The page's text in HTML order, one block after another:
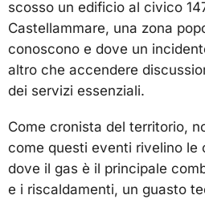
scosso un edificio al civico
Castellammare, una zona
conoscono e dove un
altro che accendere
dei servizi essenziali.
Come cronista del territorio,
come questi eventi rivelino le
dove il gas è il principale
e i riscaldamenti, un guasto